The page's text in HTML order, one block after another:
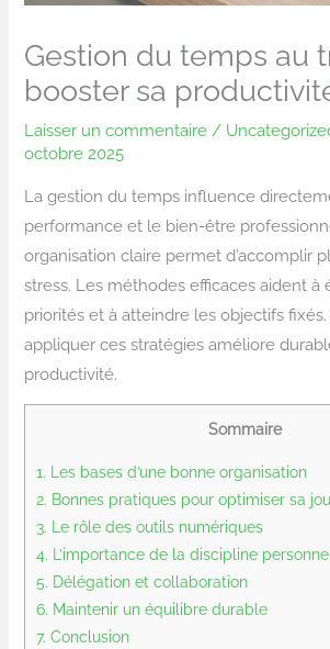
Gestion du temps au
booster sa
Laisser un commentaire /
octobre 2025
La gestion du temps influence
performance et le bien-être
organisation claire permet d’accomplir
stress. Les méthodes efficaces aident à
priorités et à atteindre les objectifs
appliquer ces stratégies améliore
productivité.
Sommaire
1. Les bases d’une bonne organisation
2. Bonnes pratiques pour optimiser sa
3. Le rôle des outils numériques
4. L’importance de la discipline
5. Délégation et collaboration
6. Maintenir un équilibre durable
7. Conclusion